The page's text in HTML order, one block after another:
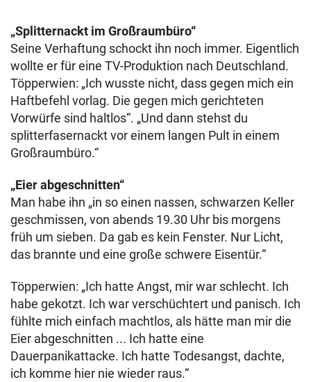
„Splitternackt im Großraumbüro“
Seine Verhaftung schockt ihn noch immer. Eigentlich
wollte er für eine TV-Produktion nach Deutschland.
Töpperwien: „Ich wusste nicht, dass gegen mich ein
Haftbefehl vorlag. Die gegen mich gerichteten
Vorwürfe sind haltlos“. „Und dann stehst du
splitterfasernackt vor einem langen Pult in einem
Großraumbüro.“
„Eier abgeschnitten“
Man habe ihn „in so einen nassen, schwarzen Keller
geschmissen, von abends 19.30 Uhr bis morgens
früh um sieben. Da gab es kein Fenster. Nur Licht,
das brannte und eine große schwere Eisentür.“
Töpperwien: „Ich hatte Angst, mir war schlecht. Ich
habe gekotzt. Ich war verschüchtert und panisch. Ich
fühlte mich einfach machtlos, als hätte man mir die
Eier abgeschnitten ... Ich hatte eine
Dauerpanikattacke. Ich hatte Todesangst, dachte,
ich komme hier nie wieder raus.“